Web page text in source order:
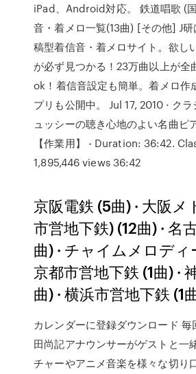
iPad、Android対応。 鉄道唱歌 (
音・着メロ一覧(13曲) [その他] J
稿型着信音・着メロサイト。欲し
が必ず見つかる！23万曲以上が全
ok！着信音設定も簡単。着メロ作
プリも公開中。 Jul 17, 2010 · ク
ュッシーの聴き心地のよい名曲ピ
【作業用】 - Duration: 36:42.
1,895,446 views 36:42
京阪電鉄 (5曲) · 大阪メ
市営地下鉄) (12曲) · 名
曲) · チャイムメロディ
京都市営地下鉄 (1曲) ·
曲) · 横浜市営地下鉄 (1
カレンダーに登録ダウンロード
田尚記アナウンサーがゲストと一
チャーやアニメ音楽を様々な切り